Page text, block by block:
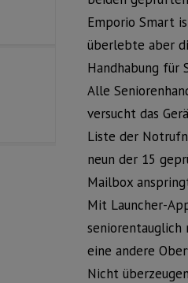
Emporio Smart
überlebte aber
Handhabung für
Alle
versucht das
Liste der
neun der 15
Mailbox
Mit Launcher-
seniorentauglich
eine andere
Nicht